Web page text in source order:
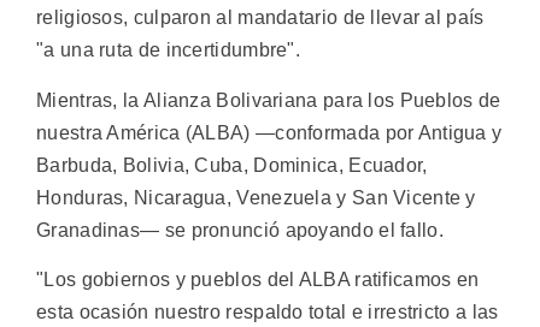
religiosos, culparon al mandatario de llevar al país
"a una ruta de incertidumbre".
Mientras, la Alianza Bolivariana para los Pueblos de
nuestra América (ALBA) —conformada por Antigua y
Barbuda, Bolivia, Cuba, Dominica, Ecuador,
Honduras, Nicaragua, Venezuela y San Vicente y
Granadinas— se pronunció apoyando el fallo.
"Los gobiernos y pueblos del ALBA ratificamos en
esta ocasión nuestro respaldo total e irrestricto a las